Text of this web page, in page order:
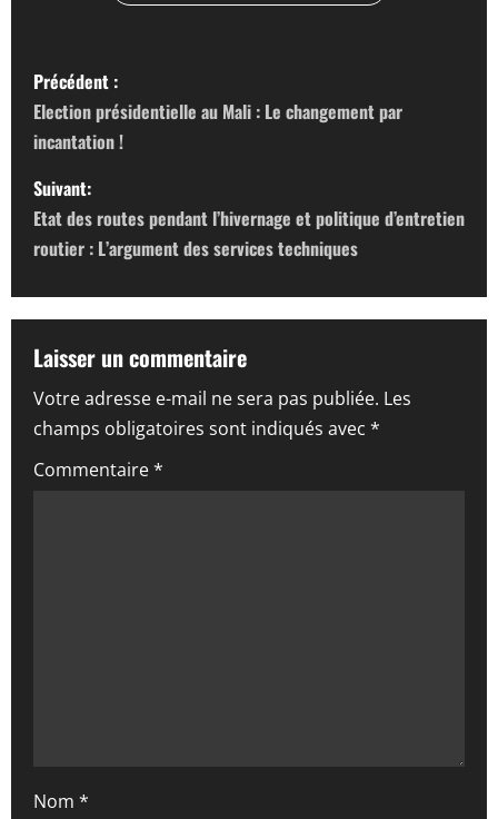
N
a
v
i
g
a
t
i
o
n
Précédent :
Election présidentielle au Mali : Le changement par
incantation !
Suivant:
Etat des routes pendant l’hivernage et politique d’entretien
routier : L’argument des services techniques
Laisser un commentaire
Votre adresse e-mail ne sera pas publiée. Les
champs obligatoires sont indiqués avec *
Commentaire*
Nom *